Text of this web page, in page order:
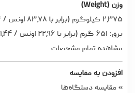
وزن (Weight)
برق: ۶۵۱ گرم (برابر با ۲۲٫۹۶ اونس / ۱٫۴۴ پوند)
مشاهده تمام مشخصات
افزودن به مقایسه
» مقایسه دستگاه‌ها